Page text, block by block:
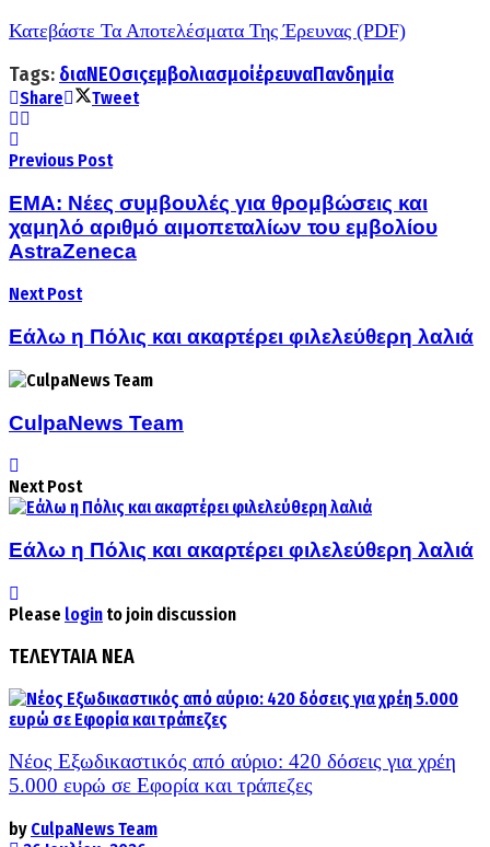
Κατεβάστε Τα Αποτελέσματα Της Έρευνας (PDF)
Tags: διαΝΕΟσιςεμβολιασμοίέρευναΠανδημία
Share Tweet
Previous Post
ΕΜΑ: Nέες συμβουλές για θρομβώσεις και
χαμηλό αριθμό αιμοπεταλίων του εμβολίου
AstraZeneca
Next Post
Εάλω η Πόλις και ακαρτέρει φιλελεύθερη λαλιά
CulpaNews Team
Next Post
Εάλω η Πόλις και ακαρτέρει φιλελεύθερη λαλιά
Please login to join discussion
ΤΕΛΕΥΤΑΙΑ ΝΕΑ
Νέος Εξωδικαστικός από αύριο: 420 δόσεις για χρέη
5.000 ευρώ σε Εφορία και τράπεζες
by CulpaNews Team